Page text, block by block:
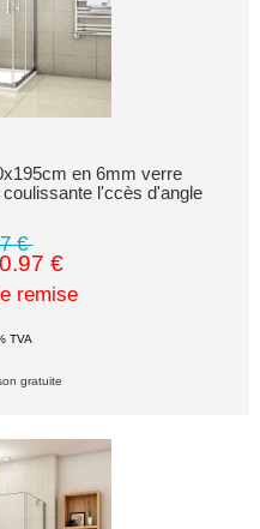
en 6mm verre
l'ccès d'angle
€
€
remise
avec 20% TVA
gratuite